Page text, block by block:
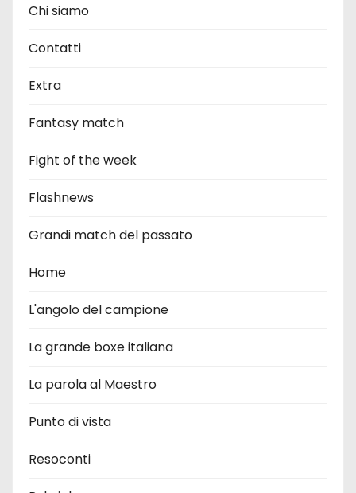
Chi siamo
Contatti
Extra
Fantasy match
Fight of the week
Flashnews
Grandi match del passato
Home
L'angolo del campione
La grande boxe italiana
La parola al Maestro
Punto di vista
Resoconti